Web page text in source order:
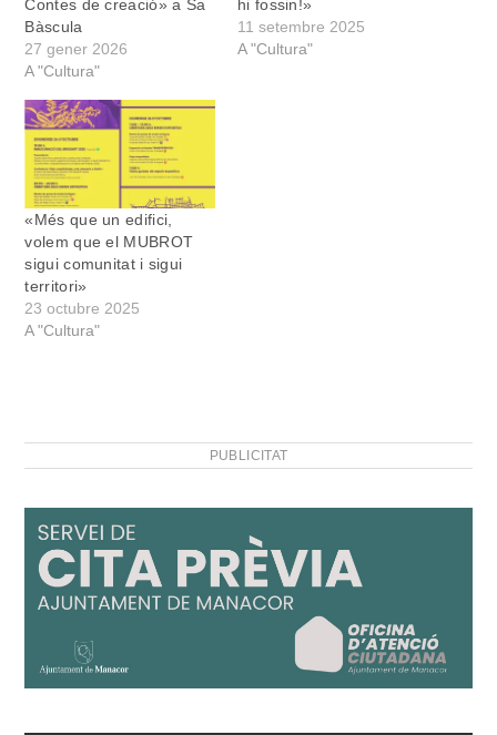
Contes de creació» a Sa
Bàscula
27 gener 2026
A "Cultura"
hi fossin!»
11 setembre 2025
A "Cultura"
«Més que un edifici,
volem que el MUBROT
sigui comunitat i sigui
territori»
23 octubre 2025
A "Cultura"
PUBLICITAT